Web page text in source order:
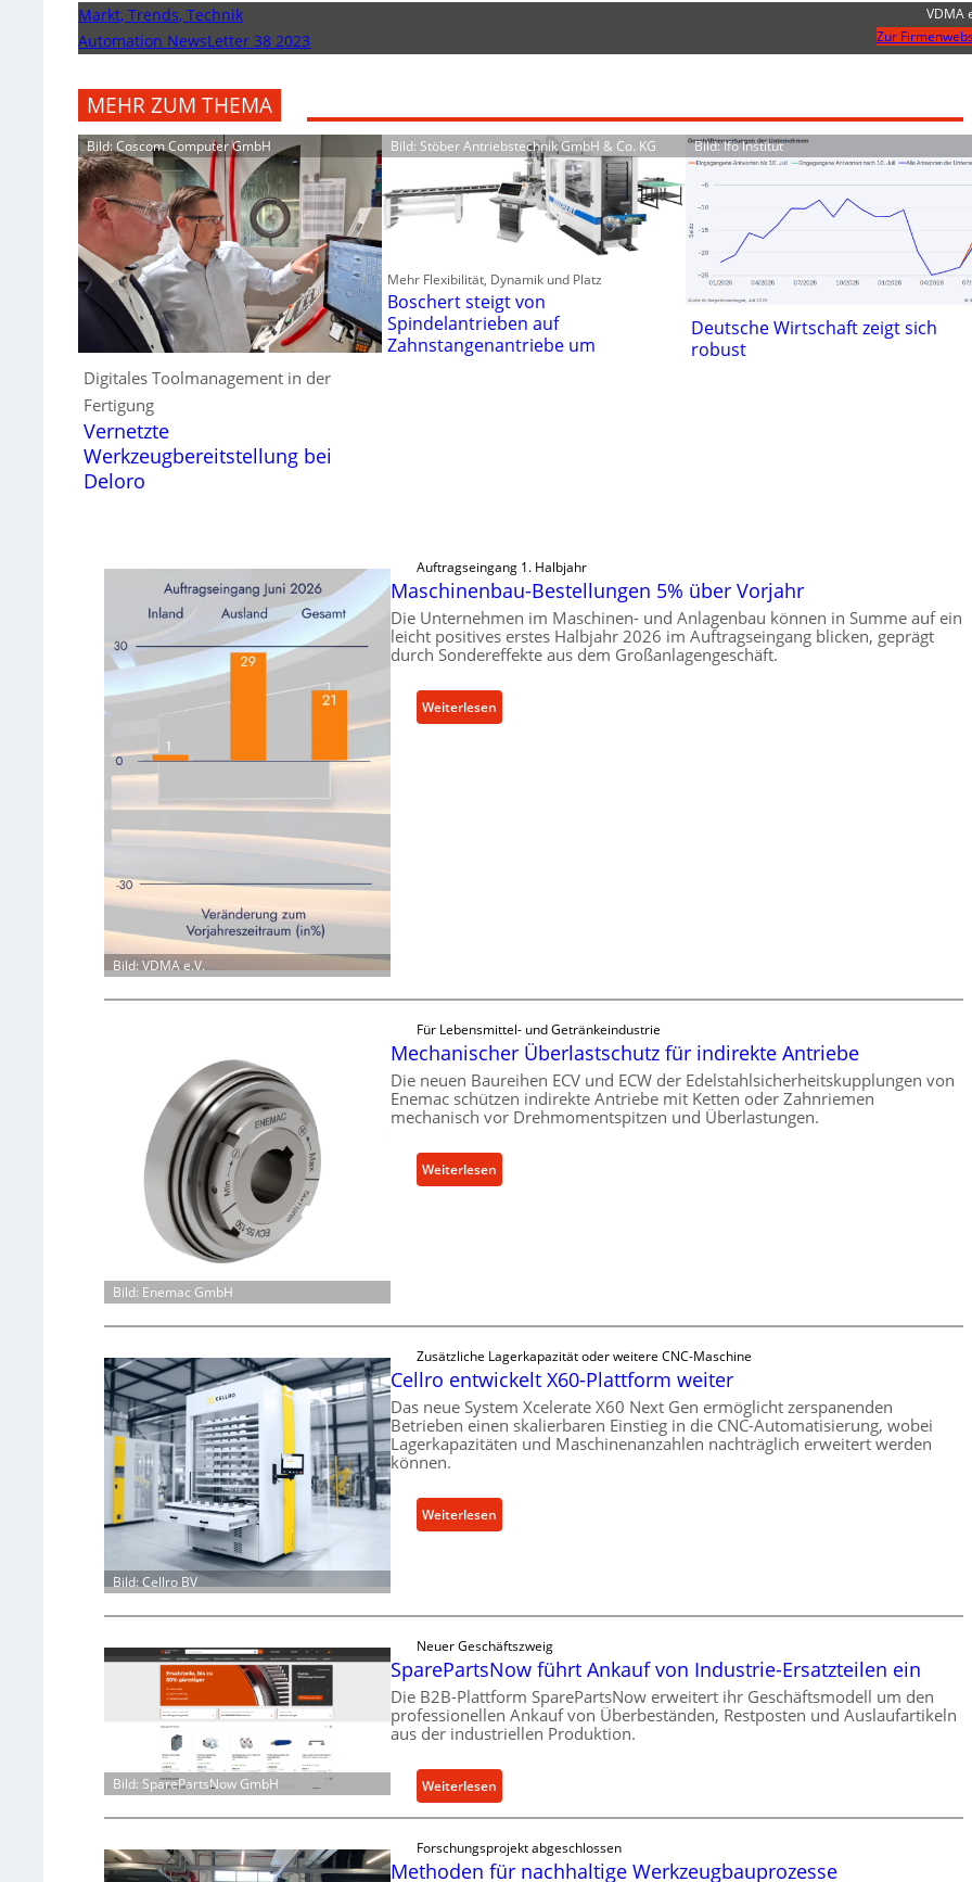
Markt, Trends, Technik
Automation NewsLetter 38 2023
VDMA
Zur
MEHR ZUM THEMA
Bild: Coscom Computer GmbH
Digitales Toolmanagement in der
Fertigung
Vernetzte
Werkzeugbereitstellung bei
Deloro
Bild: Stöber Antriebstechnik GmbH & Co. KG
Mehr Flexibilität, Dynamik und Platz
Boschert steigt von
Spindelantrieben auf
Zahnstangenantriebe um
Bild: Ifo Institut
Deutsche Wirtschaft zeigt sich
robust
Bild: VDMA e.V.
Auftragseingang 1. Halbjahr
Maschinenbau-Bestellungen 5% über Vorjahr
Die Unternehmen im Maschinen- und Anlagenbau können in Summe auf ein
leicht positives erstes Halbjahr 2026 im Auftragseingang blicken, geprägt
durch Sondereffekte aus dem Großanlagengeschäft.
Weiterlesen
M
-
B
e
t
e
u
%
b
e
r
V
j
a
Bild: Enemac GmbH
Für Lebensmittel- und Getränkeindustrie
Mechanischer Überlastschutz für indirekte Antriebe
Die neuen Baureihen ECV und ECW der Edelstahlsicherheitskupplungen von
Enemac schützen indirekte Antriebe mit Ketten oder Zahnriemen
mechanisch vor Drehmomentspitzen und Überlastungen.
Weiterlesen
M
i
s
c
e
r
r
s
c
h
u
t
ü
i
n
Bild: Cellro BV
Zusätzliche Lagerkapazität oder weitere CNC-Maschine
Cellro entwickelt X60-Plattform weiter
Das neue System Xcelerate X60 Next Gen ermöglicht zerspanenden
Betrieben einen skalierbaren Einstieg in die CNC-Automatisierung, wobei
Lagerkapazitäten und Maschinenanzahlen nachträglich erweitert werden
können.
Weiterlesen
C
o
e
n
t
w
l
t
Bild: SparePartsNow GmbH
Neuer Geschäftszweig
SparePartsNow führt Ankauf von Industrie-Ersatzteilen ein
Die B2B-Plattform SparePartsNow erweitert ihr Geschäftsmodell um den
professionellen Ankauf von Überbeständen, Restposten und Auslaufartikeln
aus der industriellen Produktion.
Weiterlesen
S
a
r
Forschungsprojekt abgeschlossen
Methoden für nachhaltige Werkzeugbauprozesse